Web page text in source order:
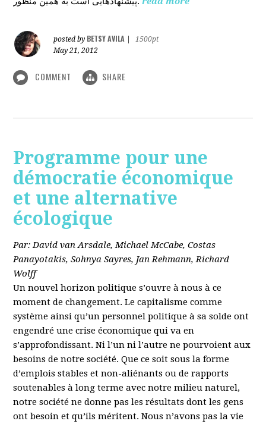
posted by BETSY AVILA
1500pt
May 21, 2012
COMMENT SHARE
Programme pour une
démocratie économique
et une alternative
écologique
Par: David van Arsdale, Michael McCabe, Costas
Panayotakis, Sohnya Sayres, Jan Rehmann, Richard
Wolff
Un nouvel horizon politique s’ouvre à nous à ce
moment de changement. Le capitalisme comme
système ainsi qu’un personnel politique à sa solde ont
engendré une crise économique qui va en
s’approfondissant. Ni l’un ni l’autre ne pourvoient aux
besoins de notre société. Que ce soit sous la forme
d’emplois stables et non-aliénants ou de rapports
soutenables à long terme avec notre milieu naturel,
notre société ne donne pas les résultats dont les gens
ont besoin et qu’ils méritent. Nous n’avons pas la vie